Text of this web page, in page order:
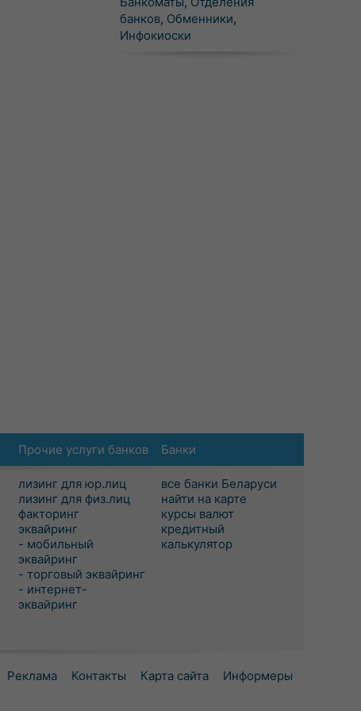
банков, Обменники,
Инфокиоски
Прочие услуги банков
лизинг для юр.лиц
лизинг для физ.лиц
факторинг
эквайринг
- мобильный
эквайринг
- торговый эквайринг
- интернет-
эквайринг
Банки
все банки Беларуси
найти на карте
курсы валют
кредитный
калькулятор
Реклама Контакты Карта сайта Информеры